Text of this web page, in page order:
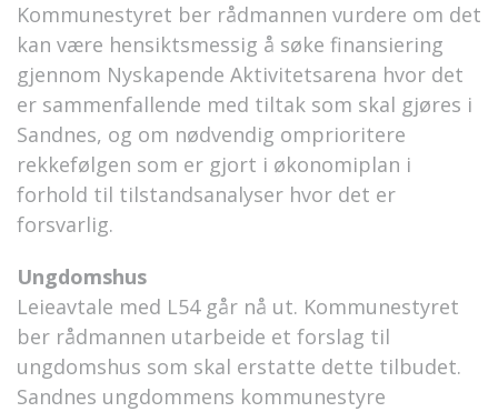
Kommunestyret ber rådmannen vurdere om det
kan være hensiktsmessig å søke finansiering
gjennom Nyskapende Aktivitetsarena hvor det
er sammenfallende med tiltak som skal gjøres i
Sandnes, og om nødvendig omprioritere
rekkefølgen som er gjort i økonomiplan i
forhold til tilstandsanalyser hvor det er
forsvarlig.
Ungdomshus
Leieavtale med L54 går nå ut. Kommunestyret
ber rådmannen utarbeide et forslag til
ungdomshus som skal erstatte dette tilbudet.
Sandnes ungdommens kommunestyre